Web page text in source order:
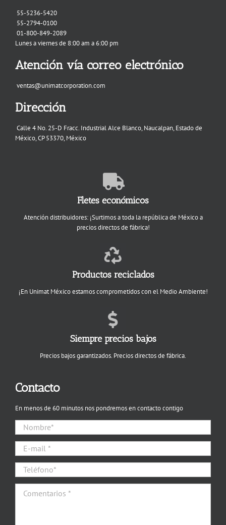
55-5236-5420
55-2794-0100
01-800-849-2089
Lunes a viernes de 8:00 am a 6:00 pm
Atención vía correo electrónico
ventas@unimatcorporation.com
Dirección
Calle 4 No. 25-D Fracc. Industrial Alce Blanco, Naucalpan, Estado de
México, CP 53370, México
Fletes económicos
Atención distribuidores: ¡Surtimos a toda la república de México a
precios directos de fábrica!
Productos reciclados
¡En Unimat México estamos comprometidos con el Medio Ambiente!
Siempre precios bajos
Precios bajos garantizados. Precios directos de fábrica.
Contacto
En menos de 60 minutos nos pondremos en contacto contigo